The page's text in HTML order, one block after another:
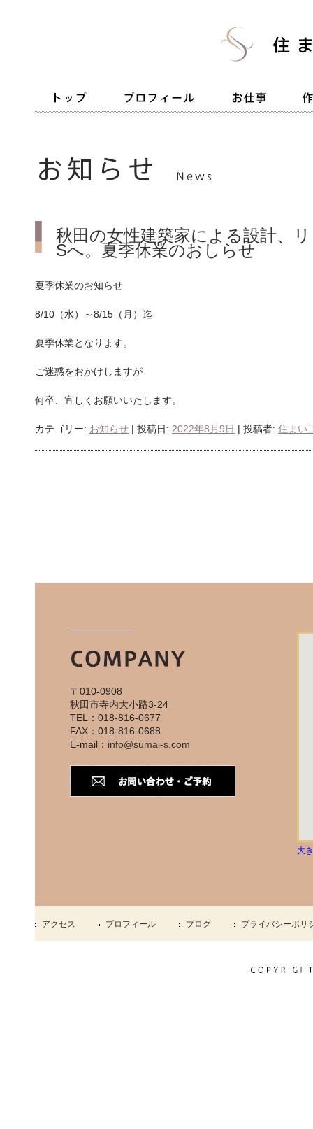
秋田の女性建築家による設計、
Sへ。夏季休業のおしらせ
夏季休業のお知らせ
8/10（水）～8/15（月）迄
夏季休業となります。
ご迷惑をおかけしますが
何卒、宜しくお願いいたします。
カテゴリー: お知らせ | 投稿日: 2022年8月9日 | 投稿者: 住まい
〒010-0908
秋田市寺内大小路3-24
TEL：018-816-0677
FAX：018-816-0688
E-mail： info@sumai-s.com
大
アクセス プロフィール ブログ プライバシーポリ